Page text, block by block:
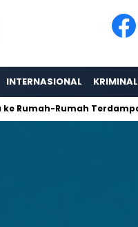
INTERNASIONAL KRIMINAL
Rumah Terdampak Galodo